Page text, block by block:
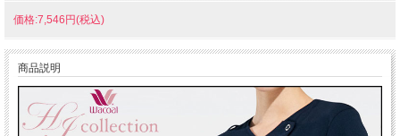
価格:7,546円(税込)
商品説明